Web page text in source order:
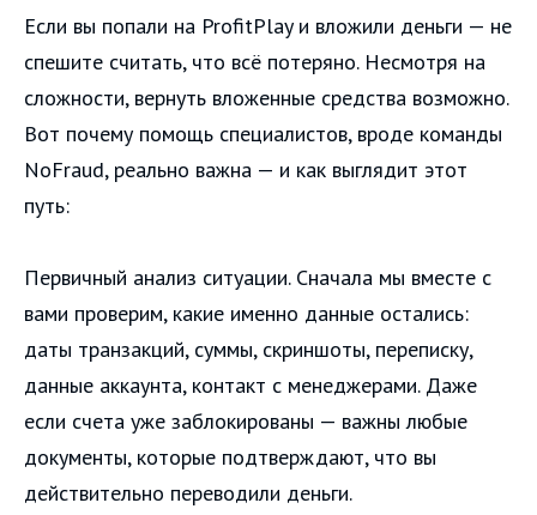
Если вы попали на ProfitPlay и вложили деньги — не
спешите считать, что всё потеряно. Несмотря на
сложности, вернуть вложенные средства возможно.
Вот почему помощь специалистов, вроде команды
NoFraud, реально важна — и как выглядит этот
путь:
Первичный анализ ситуации. Сначала мы вместе с
вами проверим, какие именно данные остались:
даты транзакций, суммы, скриншоты, переписку,
данные аккаунта, контакт с менеджерами. Даже
если счета уже заблокированы — важны любые
документы, которые подтверждают, что вы
действительно переводили деньги.